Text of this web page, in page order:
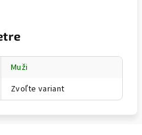
Muži
Zvoľte variant